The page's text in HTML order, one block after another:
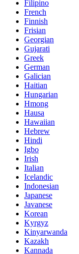
Filipino
French
Finnish
Frisian
Georgian
Gujarati
Greek
German
Galician
Haitian
Hungarian
Hmong
Hausa
Hawaiian
Hebrew
Hindi
Igbo
Irish
Italian
Icelandic
Indonesian
Japanese
Javanese
Korean
Kyrgyz
Kinyarwanda
Kazakh
Kannada